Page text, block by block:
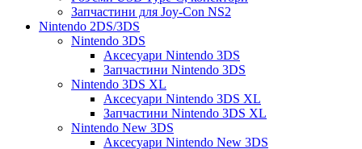
Запчастини для Joy-Con NS2
Nintendo 2DS/3DS
Nintendo 3DS
Аксесуари Nintendo 3DS
Запчастини Nintendo 3DS
Nintendo 3DS XL
Аксесуари Nintendo 3DS XL
Запчастини Nintendo 3DS XL
Nintendo New 3DS
Аксесуари Nintendo New 3DS